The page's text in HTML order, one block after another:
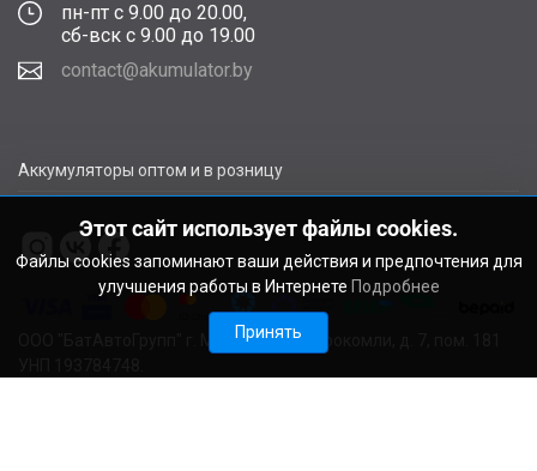
пн-пт с 9.00 до 20.00,
сб-вск с 9.00 до 19.00
contact@akumulator.by
Аккумуляторы оптом и в розницу
ООО "БатАвтоГрупп" г. Минск, ул. В. Сырокомли, д. 7, пом. 181
Этот сайт использует файлы cookies.
Файлы cookies запоминают ваши действия и предпочтения для
улучшения работы в Интернете Подробнее
Принять